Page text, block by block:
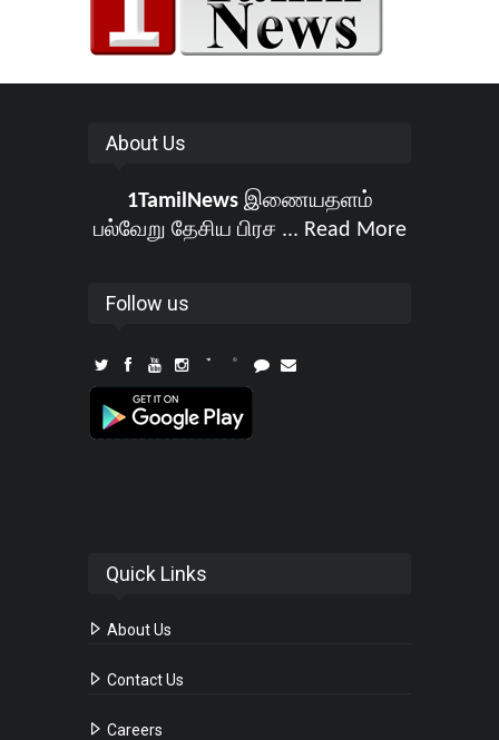
About Us
1TamilNewsஇணையதளம்
பல்வேறு தேசிய பிரச ... Read More
Follow us
Quick Links
About Us
Contact Us
Careers